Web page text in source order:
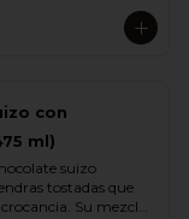
fresco. Una
perfecta para
con
ml)
suizo
tostadas que
Su mezcla